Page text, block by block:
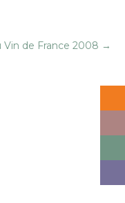
Vin de France 2008 →